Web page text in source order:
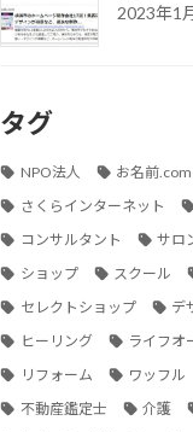
2023年1
タグ
NPO法人
お名前.com
さくらインターネット
コンサルタント
サロ
ショップ
スクール
セレクトショップ
デ
ヒーリング
ライフオ
リフォーム
ワッフル
不動産鑑定士
介護